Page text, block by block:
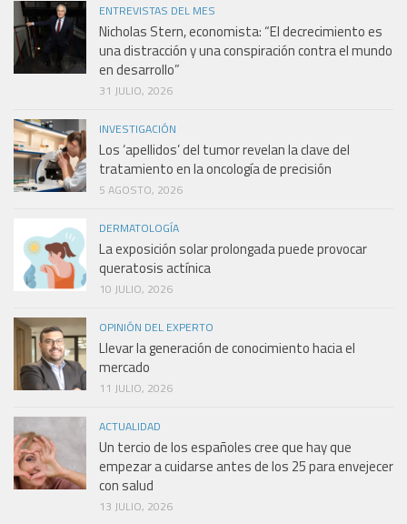
ENTREVISTAS DEL MES
Nicholas Stern, economista: “El decrecimiento es
una distracción y una conspiración contra el mundo
en desarrollo”
31 JULIO, 2026
INVESTIGACIÓN
Los ‘apellidos’ del tumor revelan la clave del
tratamiento en la oncología de precisión
5 AGOSTO, 2026
DERMATOLOGÍA
La exposición solar prolongada puede provocar
queratosis actínica
10 JULIO, 2026
OPINIÓN DEL EXPERTO
Llevar la generación de conocimiento hacia el
mercado
11 JULIO, 2026
ACTUALIDAD
Un tercio de los españoles cree que hay que
empezar a cuidarse antes de los 25 para envejecer
con salud
13 JULIO, 2026